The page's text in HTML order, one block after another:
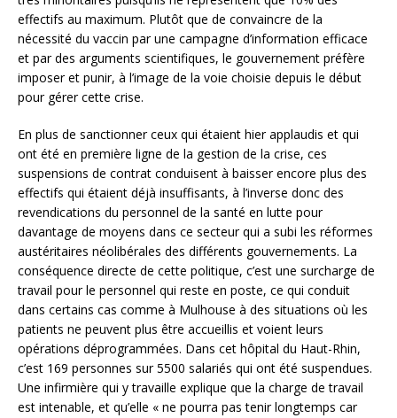
effectifs au maximum. Plutôt que de convaincre de la
nécessité du vaccin par une campagne d’information efficace
et par des arguments scientifiques, le gouvernement préfère
imposer et punir, à l’image de la voie choisie depuis le début
pour gérer cette crise.
En plus de sanctionner ceux qui étaient hier applaudis et qui
ont été en première ligne de la gestion de la crise, ces
suspensions de contrat conduisent à baisser encore plus des
effectifs qui étaient déjà insuffisants, à l’inverse donc des
revendications du personnel de la santé en lutte pour
davantage de moyens dans ce secteur qui a subi les réformes
austéritaires néolibérales des différents gouvernements. La
conséquence directe de cette politique, c’est une surcharge de
travail pour le personnel qui reste en poste, ce qui conduit
dans certains cas comme à Mulhouse à des situations où les
patients ne peuvent plus être accueillis et voient leurs
opérations déprogrammées. Dans cet hôpital du Haut-Rhin,
c’est 169 personnes sur 5500 salariés qui ont été suspendues.
Une infirmière qui y travaille explique que la charge de travail
est intenable, et qu’elle « ne pourra pas tenir longtemps car